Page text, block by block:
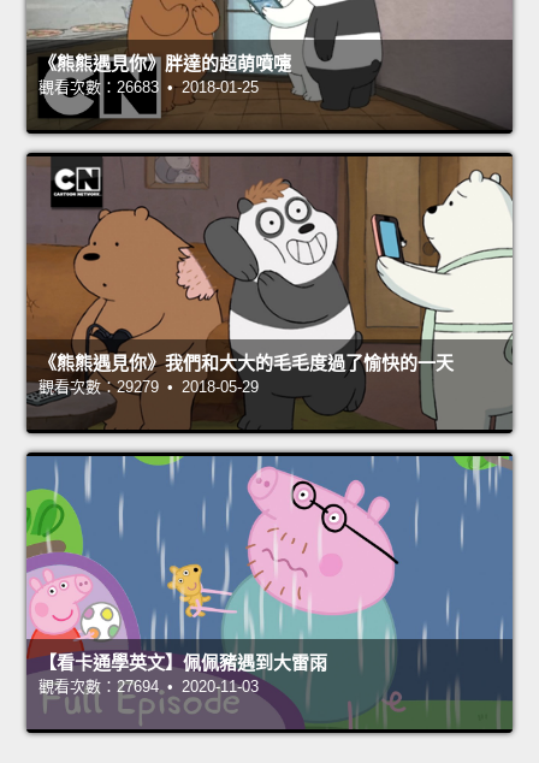
《熊熊遇見你》胖達的超萌噴嚏
觀看次數：26683 • 2018-01-25
《熊熊遇見你》我們和大大的毛毛度過了愉快的一天
觀看次數：29279 • 2018-05-29
【看卡通學英文】佩佩豬遇到大雷雨
觀看次數：27694 • 2020-11-03